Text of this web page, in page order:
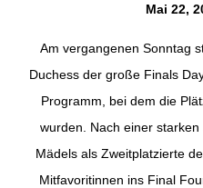
Mai 22,
​Am vergangenen Sonntag
Duchess der große Finals
Programm, bei dem die
wurden. Nach einer
Mädels als Zweitplatzierte
Mitfavoritinnen ins Final